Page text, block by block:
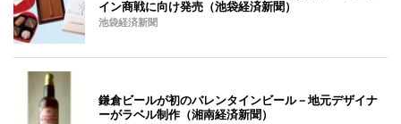
イン商戦に向け発売（池袋経済新聞）
池袋経済新聞
鎌倉ビールが初のバレンタインビール－地元デザイナ
ーがラベル制作（湘南経済新聞）